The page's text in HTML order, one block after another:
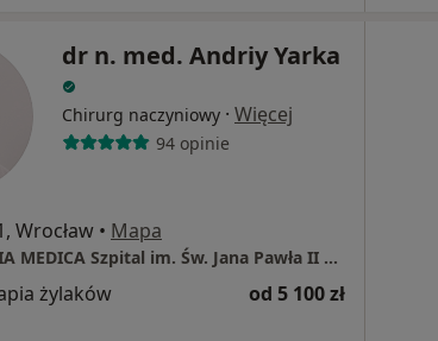
dr n. med. Andriy Yarka
Chirurg naczyniowy · Więcej
94 opinie
Wrocław • Mapa
VRATISLAVIA MEDICA Szpital im. Św. Jana Pawła II we Wrocławiu
żylaków od 5 100 zł